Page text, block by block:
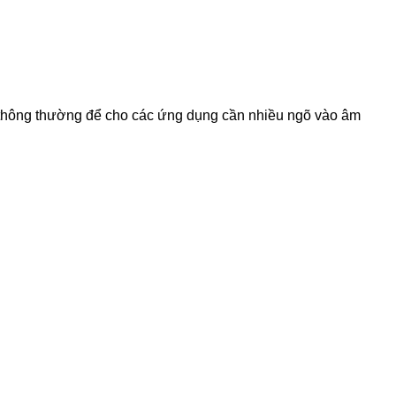
thường để cho các ứng dụng cần nhiều ngõ vào âm